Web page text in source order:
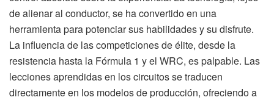
de alienar al conductor, se ha convertido en una
herramienta para potenciar sus habilidades y su disfrute.
La influencia de las competiciones de élite, desde la
resistencia hasta la Fórmula 1 y el WRC, es palpable. Las
lecciones aprendidas en los circuitos se traducen
directamente en los modelos de producción, ofreciendo a